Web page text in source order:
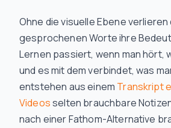
Ohne die visuelle Ebene verlieren
gesprochenen Worte ihre
Lernen passiert, wenn man hört,
und es mit dem verbindet, was
entstehen aus einem Transkript
Videosselten brauchbare
nach einer Fathom-Alternative